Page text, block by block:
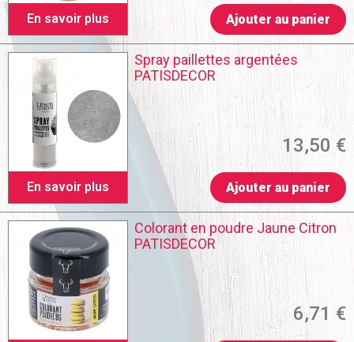
En savoir plus Ajouter au panier
En savoir plus
Spray paillettes argentées
PATISDECOR
13,50 €
Ajouter au panier
Colorant en poudre Jaune Citron
PATISDECOR
6,71 €